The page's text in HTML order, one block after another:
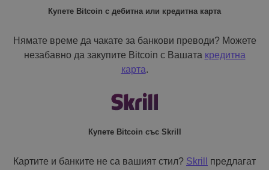
Купете Bitcoin с дебитна или кредитна карта
Нямате време да чакате за банкови преводи? Можете
незабавно да закупите Bitcoin с Вашата кредитна
карта.
Купете Bitcoin със Skrill
Картите и банките не са вашият стил? Skrill
предлагат